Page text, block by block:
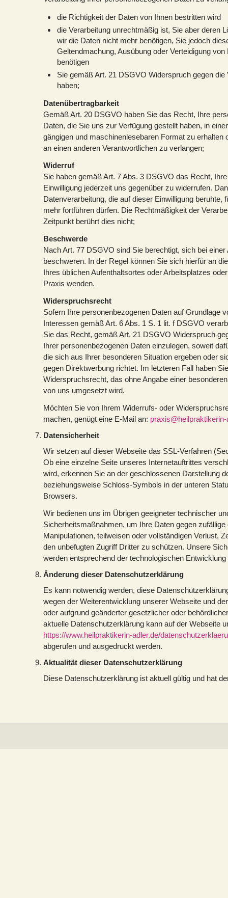
die Richtigkeit der Daten von Ihnen bestritten wird
die Verarbeitung unrechtmäßig ist, Sie aber deren
wir die Daten nicht mehr benötigen, Sie jedoch
Geltendmachung, Ausübung oder Verteidigung
benötigen
Sie gemäß Art. 21 DSGVO Widerspruch gegen die
haben;
Datenübertragbarkeit
Gemäß Art. 20 DSGVO haben Sie das Recht, Ihre
Daten, die Sie uns zur Verfügung gestellt haben, in
gängigen und maschinenlesebaren Format zu erhalten
an einen anderen Verantwortlichen zu verlangen;
Widerruf
Sie haben gemäß Art. 7 Abs. 3 DSGVO das Recht,
Einwilligung jederzeit uns gegenüber zu widerrufen.
Datenverarbeitung, die auf dieser Einwilligung beruhte,
mehr fortführen dürfen. Die Rechtmäßigkeit der
Zeitpunkt berührt dies nicht;
Beschwerde
Nach Art. 77 DSGVO sind Sie berechtigt, sich bei
beschweren. In der Regel können Sie sich hierfür an
Ihres üblichen Aufenthaltsortes oder Arbeitsplatzes
Praxis wenden.
Widerspruchsrecht
Sofern Ihre personenbezogenen Daten auf Grundlage
Interessen gemäß Art. 6 Abs. 1 S. 1 lit. f DSGVO
Sie das Recht, gemäß Art. 21 DSGVO Widerspruch
Ihrer personenbezogenen Daten einzulegen, soweit
die sich aus Ihrer besonderen Situation ergeben oder
gegen Direktwerbung richtet. Im letzteren Fall haben
Widerspruchsrecht, das ohne Angabe einer
von uns umgesetzt wird.
Möchten Sie von Ihrem Widerrufs- oder
machen, genügt eine E-Mail an: praxis@heilpraktikerin-
Datensicherheit
Wir setzen auf dieser Webseite das SSL-Verfahren
Ob eine einzelne Seite unseres Internetauftrittes
wird, erkennen Sie an der geschlossenen Darstellung
beziehungsweise Schloss-Symbols in der unteren
Browsers.
Wir bedienen uns im Übrigen geeigneter technischer
Sicherheitsmaßnahmen, um Ihre Daten gegen
Manipulationen, teilweisen oder vollständigen Verlust,
den unbefugten Zugriff Dritter zu schützen. Unsere
werden entsprechend der technologischen
Änderung dieser Datenschutzerklärung
Es kann notwendig werden, diese
wegen der Weiterentwicklung unserer Webseite und
oder aufgrund geänderter gesetzlicher oder
aktuelle Datenschutzerklärung kann auf der Webseite
https://www.heilpraktikerin-adler.de/
abgerufen und ausgedruckt werden.
Aktualität dieser Datenschutzerklärung
Diese Datenschutzerklärung ist aktuell gültig und hat